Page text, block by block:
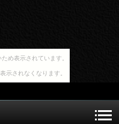
め表示されています。
示されなくなります。